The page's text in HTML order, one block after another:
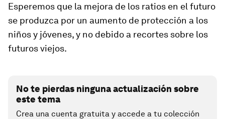
Esperemos que la mejora de los ratios en el futuro
se produzca por un aumento de protección a los
niños y jóvenes, y no debido a recortes sobre los
futuros viejos.
No te pierdas ninguna actualización sobre
este tema
Crea una cuenta gratuita y accede a tu colección